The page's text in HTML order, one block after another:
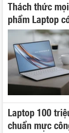
Thách thức
phẩm Laptop
Laptop 100
chuẩn mực